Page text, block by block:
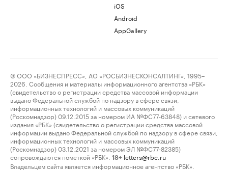
iOS
Android
AppGallery
© ООО «БИЗНЕСПРЕСС», АО «РОСБИЗНЕСКОНСАЛТИНГ», 1995–
2026. Сообщения и материалы информационного агентства «РБК»
(свидетельство о регистрации средства массовой информации
выдано Федеральной службой по надзору в сфере связи,
информационных технологий и массовых коммуникаций
(Роскомнадзор) 09.12.2015 за номером ИА №ФС77-63848) и сетевого
издания «РБК» (свидетельство о регистрации средства массовой
информации выдано Федеральной службой по надзору в сфере связи,
информационных технологий и массовых коммуникаций
(Роскомнадзор) 03.12.2021 за номером ЭЛ №ФС77-82385)
сопровождаются пометкой «РБК».
18+ letters@rbc.ru
Владельцем сайта является информационное агентство «РБК».